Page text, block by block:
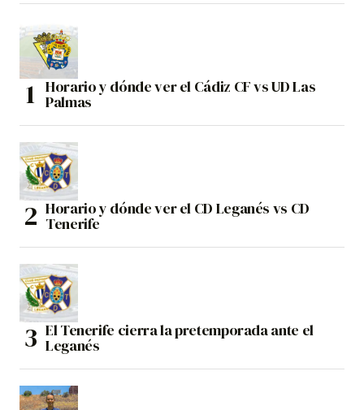
Horario y dónde ver el Cádiz CF vs UD Las
Palmas
Horario y dónde ver el CD Leganés vs CD
Tenerife
El Tenerife cierra la pretemporada ante el
Leganés